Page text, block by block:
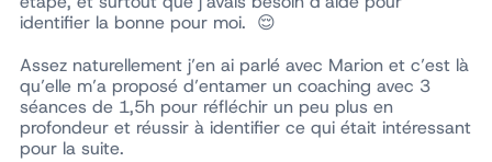
identifier la bonne pour moi. 😌
Assez naturellement j’en ai parlé avec Marion et c’est là
qu’elle m’a proposé d’entamer un coaching avec 3
séances de 1,5h pour réfléchir un peu plus en
profondeur et réussir à identifier ce qui était intéressant
pour la suite.